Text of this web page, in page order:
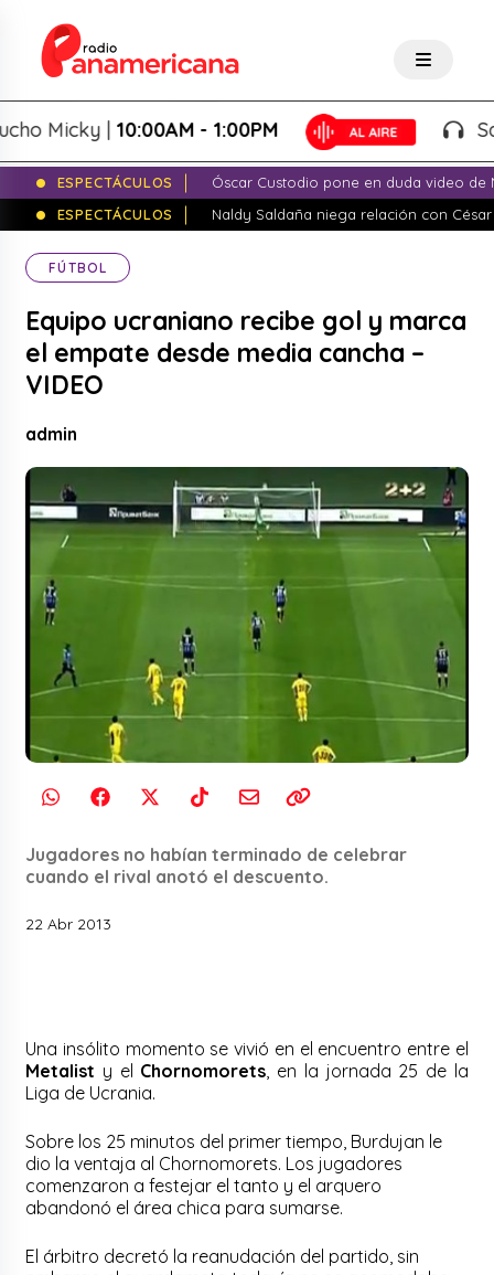
Micky |10:00AM - 1:00PM
ESPECTÁCULOS
Óscar Custodio pone en duda video de
ESPECTÁCULOS
Naldy Saldaña niega relación con
FÚTBOL
Equipo ucraniano recibe gol y marca
el empate desde media cancha –
VIDEO
admin
Jugadores no habían terminado de celebrar
cuando el rival anotó el descuento.
22 Abr 2013
Una insólito momento se vivió en el encuentro entre el
Metalist y el Chornomorets, en la jornada 25 de la
Liga de Ucrania.
Sobre los 25 minutos del primer tiempo, Burdujan le
dio la ventaja al Chornomorets. Los jugadores
comenzaron a festejar el tanto y el arquero
abandonó el área chica para sumarse.
El árbitro decretó la reanudación del partido, sin